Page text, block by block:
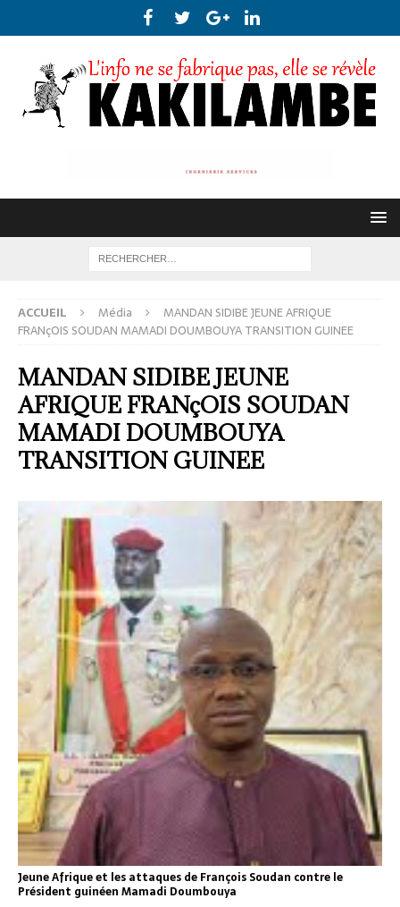
ACCUEIL Média
MANDAN SIDIBE JEUNE AFRIQUE
FRANçOIS SOUDAN MAMADI DOUMBOUYA TRANSITION GUINEE
MANDAN SIDIBE JEUNE
AFRIQUE FRANçOIS SOUDAN
MAMADI DOUMBOUYA
TRANSITION GUINEE
Jeune Afrique et les attaques de François Soudan contre le
Président guinéen Mamadi Doumbouya